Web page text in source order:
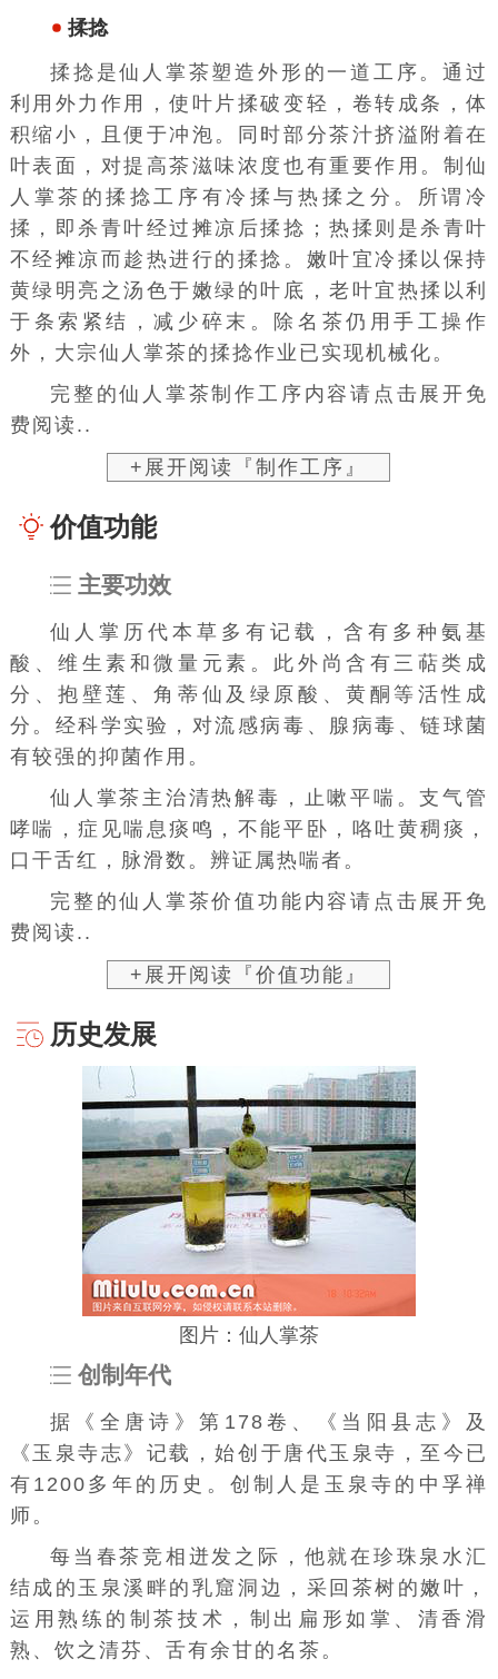
揉捻
揉捻是仙人掌茶塑造外形的一道工序。通过
利用外力作用，使叶片揉破变轻，卷转成条，体
积缩小，且便于冲泡。同时部分茶汁挤溢附着在
叶表面，对提高茶滋味浓度也有重要作用。制仙
人掌茶的揉捻工序有冷揉与热揉之分。所谓冷
揉，即杀青叶经过摊凉后揉捻；热揉则是杀青叶
不经摊凉而趁热进行的揉捻。嫩叶宜冷揉以保持
黄绿明亮之汤色于嫩绿的叶底，老叶宜热揉以利
于条索紧结，减少碎末。除名茶仍用手工操作
外，大宗仙人掌茶的揉捻作业已实现机械化。
完整的仙人掌茶制作工序内容请点击展开免
费阅读..
+展开阅读『制作工序』
价值功能
主要功效
仙人掌历代本草多有记载，含有多种氨基
酸、维生素和微量元素。此外尚含有三萜类成
分、抱壁莲、角蒂仙及绿原酸、黄酮等活性成
分。经科学实验，对流感病毒、腺病毒、链球菌
有较强的抑菌作用。
仙人掌茶主治清热解毒，止嗽平喘。支气管
哮喘，症见喘息痰鸣，不能平卧，咯吐黄稠痰，
口干舌红，脉滑数。辨证属热喘者。
完整的仙人掌茶价值功能内容请点击展开免
费阅读..
+展开阅读『价值功能』
历史发展
图片：仙人掌茶
创制年代
据 《全唐诗》第178卷、《当阳县志》及
《玉泉寺志》 记载，始创于唐代 玉泉寺 ，至今已
有1200多年的历史。创制人是玉泉寺的中孚禅
师。
每当春茶竞相迸发之际，他就在 珍珠泉水汇
结成的玉泉溪畔的 乳窟 洞边，采回茶树的嫩叶，
运用熟练的制茶技术，制出扁形如掌、清香滑
熟、饮之清芬、舌有余甘的名茶。